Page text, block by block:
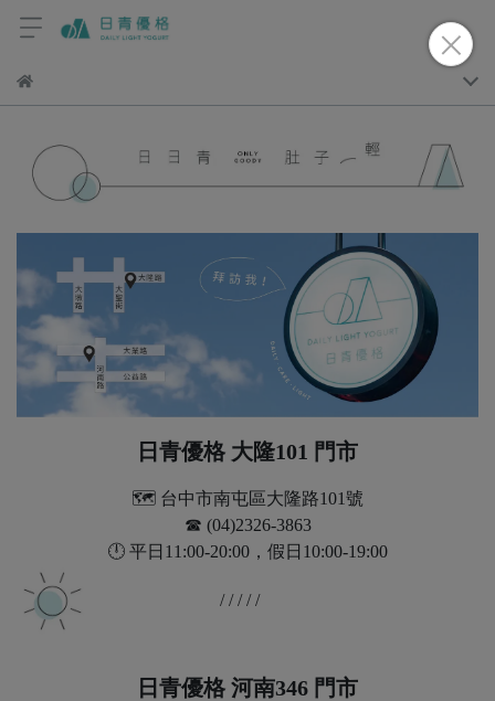
日青優格 大隆101 門市
🗺️ 台中市南屯區大隆路101號
☎︎ (04)2326-3863
🕛 平日11:00-20:00，假日10:00-19:00
/ / / / /
日青優格 河南346 門市